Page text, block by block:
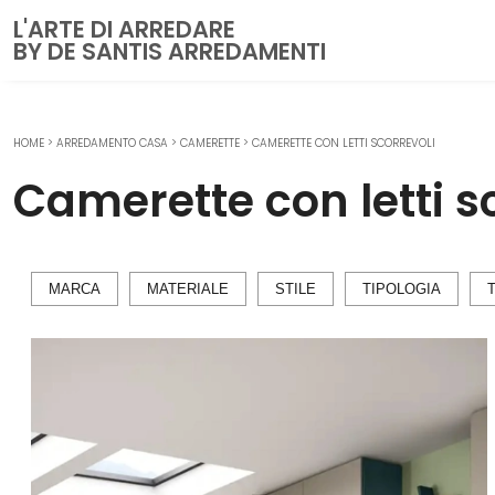
L'ARTE DI ARREDARE
BY DE SANTIS ARREDAMENTI
CUCINE
Cucine Moderne
Cucine Classiche
Poltrone
Madie
HOME > ARREDAMENTO CASA > CAMERETTE > CAMERETTE CON LETTI SCORREVOLI
Camerette con letti
MARCA MATERIALE STILE TIPOLOGIA